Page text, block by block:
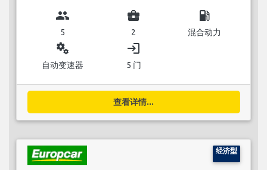
group
5
business_center
2
local_gas_station
混合动力
miscellaneous_services
自动变速器
login
5 门
查看详情...
经济型